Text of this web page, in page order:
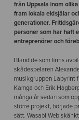
från Uppsala inom
fram lokala eldsjälar
generationer.
personer som har haft
entreprenörer och
Bland de som finns
skådespelaren
musikgruppen Labyrint
Kamga och Erik
många år sedan som
större projekt, började
sätt. Wasabi Web